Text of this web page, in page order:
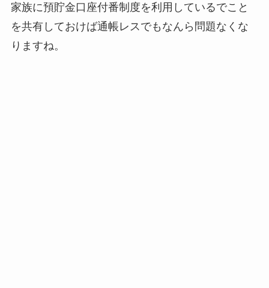
家族に預貯金口座付番制度を利用しているでこと
を共有しておけば通帳レスでもなんら問題なくな
りますね。